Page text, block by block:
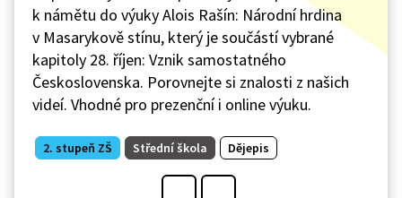
k námětu do výuky Alois Rašín: Národní hrdina
v Masarykově stínu, který je součástí vybrané
kapitoly 28. říjen: Vznik samostatného
Československa. Porovnejte si znalosti z našich
videí. Vhodné pro prezenční i online výuku.
2. stupeň ZŠ Střední škola Dějepis